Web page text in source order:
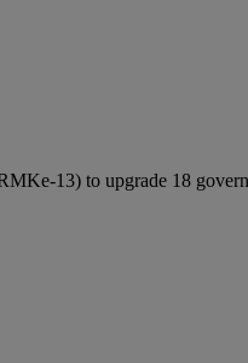
13) to upgrade 18